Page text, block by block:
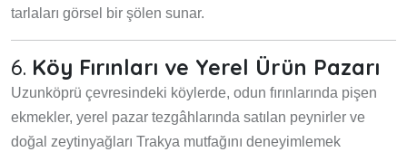
tarlaları görsel bir şölen sunar.
6. Köy Fırınları ve Yerel Ürün Pazarı
Uzunköprü çevresindeki köylerde, odun fırınlarında pişen
ekmekler, yerel pazar tezgâhlarında satılan peynirler ve
doğal zeytinyağları Trakya mutfağını deneyimlemek